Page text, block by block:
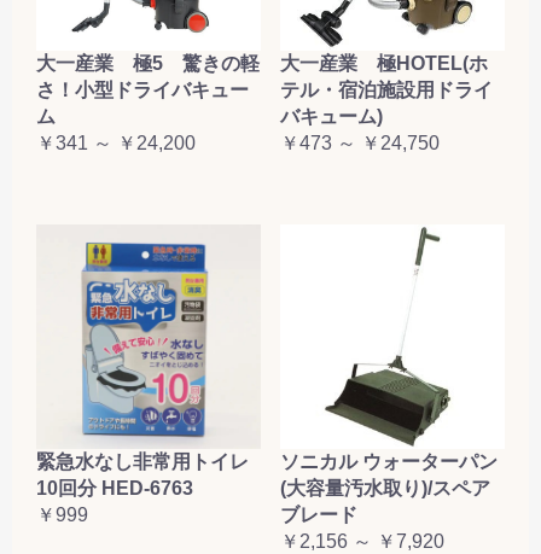
大一産業 極5 驚きの軽
さ！小型ドライバキュー
ム
￥341 ～ ￥24,200
大一産業 極HOTEL(ホ
テル・宿泊施設用ドライ
バキューム)
￥473 ～ ￥24,750
緊急水なし非常用トイレ
10回分 HED-6763
￥999
ソニカル ウォーターパン
(大容量汚水取り)/スペア
ブレード
￥2,156 ～ ￥7,920